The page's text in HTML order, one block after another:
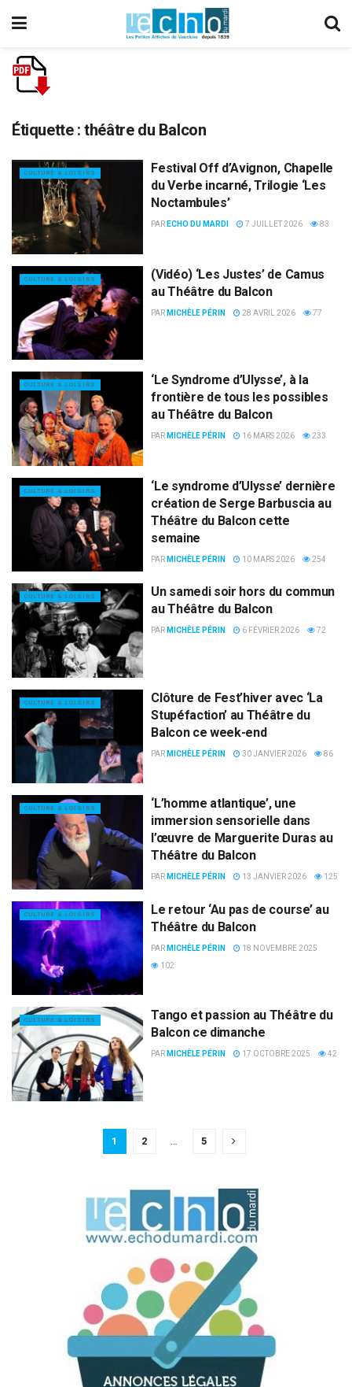
Étiquette :théâtre du Balcon
CULTURE & LOISIRS
Festival Off d’Avignon, Chapelle
du Verbe incarné, Trilogie ‘Les
Noctambules’
PAR ECHO DU MARDI 7 JUILLET 2026 83
CULTURE & LOISIRS
(Vidéo) ‘Les Justes’ de Camus
au Théâtre du Balcon
PAR MICHÈLE PÉRIN 28 AVRIL 2026 77
CULTURE & LOISIRS
‘Le Syndrome d’Ulysse’, à la
frontière de tous les possibles
au Théâtre du Balcon
PAR MICHÈLE PÉRIN 16 MARS 2026 233
CULTURE & LOISIRS
‘Le syndrome d’Ulysse’ dernière
création de Serge Barbuscia au
Théâtre du Balcon cette
semaine
PAR MICHÈLE PÉRIN 10 MARS 2026 254
CULTURE & LOISIRS
Un samedi soir hors du commun
au Théâtre du Balcon
PAR MICHÈLE PÉRIN 6 FÉVRIER 2026 72
CULTURE & LOISIRS
Clôture de Fest’hiver avec ‘La
Stupéfaction’ au Théâtre du
Balcon ce week-end
PAR MICHÈLE PÉRIN 30 JANVIER 2026 86
CULTURE & LOISIRS
‘L’homme atlantique’, une
immersion sensorielle dans
l’œuvre de Marguerite Duras au
Théâtre du Balcon
PAR MICHÈLE PÉRIN 13 JANVIER 2026 125
CULTURE & LOISIRS
Le retour ‘Au pas de course’ au
Théâtre du Balcon
PAR MICHÈLE PÉRIN
18 NOVEMBRE 2025
102
CULTURE & LOISIRS
Tango et passion au Théâtre du
Balcon ce dimanche
PAR MICHÈLE PÉRIN 17 OCTOBRE 2025 42
1 2 5